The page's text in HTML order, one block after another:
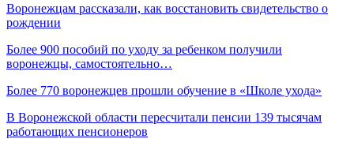
Воронежцам рассказали, как восстановить свидетельство о
рождении
Более 900 пособий по уходу за ребенком получили
воронежцы, самостоятельно…
Более 770 воронежцев прошли обучение в «Школе ухода»
В Воронежской области пересчитали пенсии 139 тысячам
работающих пенсионеров